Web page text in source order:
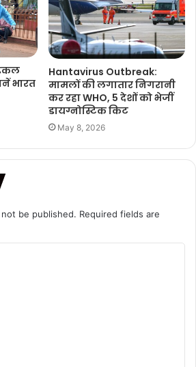
भारत
Hantavirus Outbreak:
मामलों की लगातार निगरानी
कर रहा WHO, 5 देशों को भेजीं
डायग्नोस्टिक किट
May 8, 2026
be published. Required fields are